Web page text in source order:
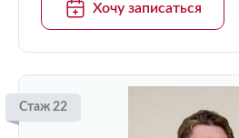
Хочу записаться
Стаж 22